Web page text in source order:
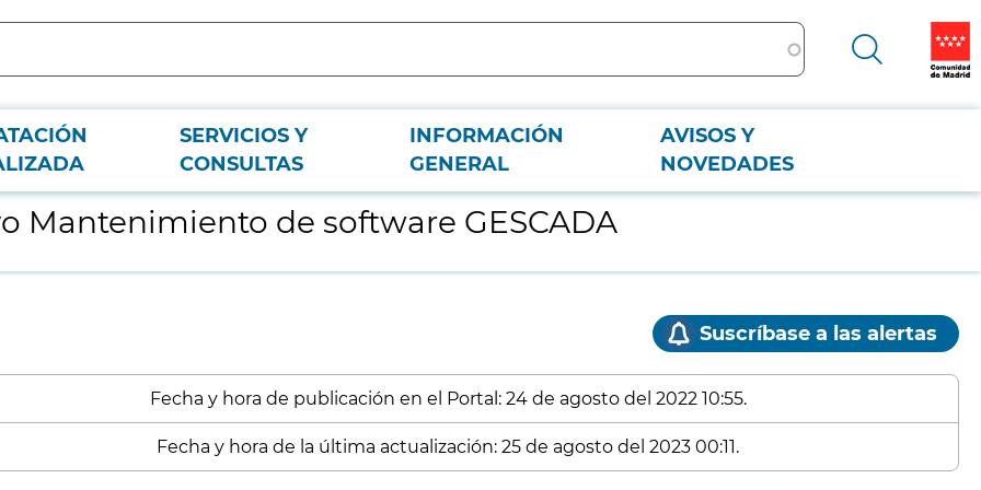
SERVICIOS Y
CONSULTAS
INFORMACIÓN
GENERAL
AVISOS Y
NOVEDADES
Mantenimiento de software GESCADA
Suscríbase a las alertas
Fecha y hora de publicación en el Portal: 24 de agosto del 2022 10:55.
Fecha y hora de la última actualización: 25 de agosto del 2023 00:11.